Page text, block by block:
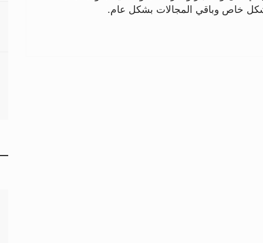
خاص وباقي المجالات بشكل عام.